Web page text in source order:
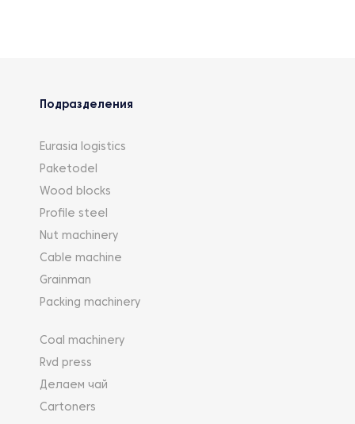
максимальным количеством медных или
воздушных кабелей. В трубчатых кабеле-
проводах, и это обеспечивает максимальное
качество.
Жесткий канато-крутильный станок – это
машина, которая оптимально подходит для
производителей кабелей, которым не
требуется высокоточный уровень
Канато-крутильный станок клеточного типа
производства энергетических канатных
проводников. Подходит для предварительно
спиральных или милликенных проводников из
Подразделения
Eurasia logistics
Paketodel
Wood blocks
Profile steel
Nut machinery
Cable machine
Grainman
Packing machinery
Coal machinery
Rvd press
Делаем чай
Cartoners